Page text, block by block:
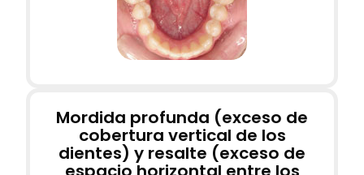
Mordida profunda (exceso de
cobertura vertical de los
dientes) y resalte (exceso de